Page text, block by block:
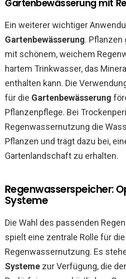
Gartenbewässerung mit
Ein weiterer wichtiger
Gartenbewässerung.
mit schönem, weichem
hartem Trinkwasser, das
enthalten kann. Die
für die Gartenbewässerung
Pflanzenpflege. Bei
Regenwassernutzung die
Pflanzen und trägt dazu bei,
Gartenlandschaft zu erhalten.
Regenwasserspeicher:
Systeme
Die Wahl des passenden
spielt eine zentrale Rolle für
Regenwassernutzung. Es
Systeme zur Verfügung, die